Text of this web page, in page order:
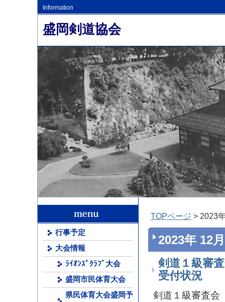
Information
盛岡剣道協会
TOPページ > 2023
2023年 12月
剣道１級審
受付状況
剣道１級審査会
行事予定
大会情報
ﾗｲｵﾝｽﾞｸﾗﾌﾞ大会
盛岡市民体育大会
県民体育大会盛岡予